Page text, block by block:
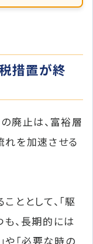
措置が終
廃止は、富裕層
れを加速させる
ととして、「駆
、長期的には
や「必要な時の